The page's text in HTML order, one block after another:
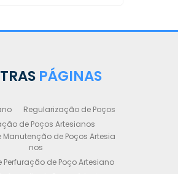
PÁGINAS
Regularização de Poços
de Poços Artesianos
Manutenção de Poços Artesia
nos
Perfuração de Poço Artesiano